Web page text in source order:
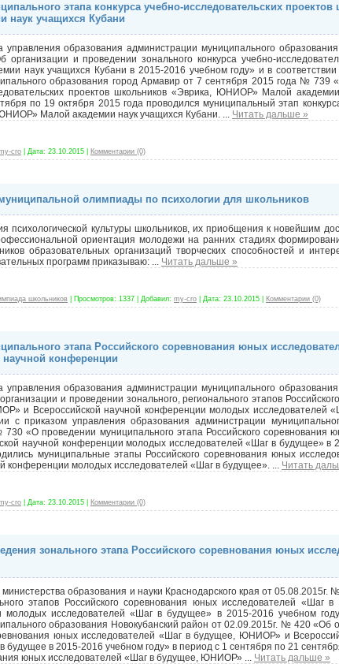
этапа конкурса учебно-исследовательских
наук учащихся Кубани
управления образования администрации муниципального
и проведении зонального конкурса учебно-
наук учащихся Кубани в 2015-2016 учебном году» и в
образования город Армавир от 7 сентября 2015 года № 739
проектов школьников «Эврика, ЮНИОР» Малой
по 19 октября 2015 года проводился муниципальный этап
Малой академии наук учащихся Кубани. ... Читать дальше »
cro Дата: 23.10.2015 Комментарии (0)
олимпиады по психологии для школьников
культуры школьников, их приобщения к новейшим
ориентация молодежи на ранних стадиях
образовательных организаций творческих способностей и
программ приказываю: ... Читать дальше »
школьников Просмотров: 1337 Добавил: my-cro Дата: 23.10.2015 Комментарии (0)
этапа Российского соревнования юных
научной конференции
управления образования администрации муниципального
и проведении зонального, регионального этапов
и Всероссийской научной конференции молодых исследователей
с приказом управления образования администрации
«О проведении муниципального этапа Российского соревнования
научной конференции молодых исследователей «Шаг в будущее» в
муниципальные этапы Российского соревнования юных
конференции молодых исследователей «Шаг в будущее». ... Читать
cro Дата: 23.10.2015 Комментарии (0)
зонального этапа Российского соревнования юных
образования и науки Краснодарского края от
этапов Российского соревнования юных исследователей
молодых исследователей «Шаг в будущее» в 2015-2016 учебном
образования Новокубанский район от 02.09.2015г. № 420 «Об
юных исследователей «Шаг в будущее, ЮНИОР» и
будущее в 2015-2016 учебном году» в период с 1 сентября по 21
юных исследователей «Шаг в будущее, ЮНИОР» ... Читать дальше »